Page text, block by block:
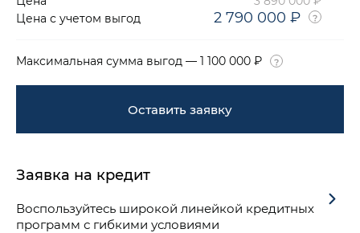
Цена с учетом выгод
2 790 000 ₽
Максимальная сумма выгод — 1 100 000 ₽
Оставить заявку
Заявка на кредит
Воспользуйтесь широкой линейкой кредитных
программ с гибкими условиями